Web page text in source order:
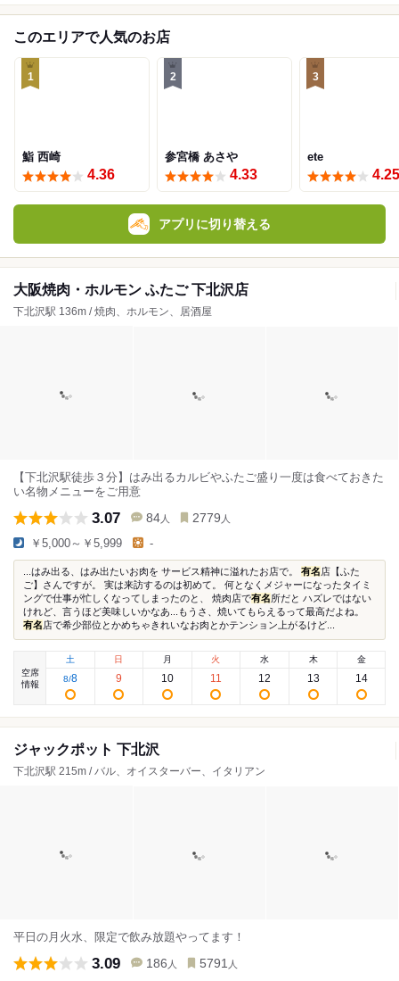
このエリアで人気のお店
1
鮨 西崎
4.36
2
参宮橋 あさや
4.33
3
ete
4.25
アプリに切り替える
大阪焼肉・ホルモン ふたご 下北沢店
下北沢駅 136m / 焼肉、ホルモン、居酒屋
【下北沢駅徒歩３分】はみ出るカルビやふたご盛り一度は食べておきた
い名物メニューをご用意
3.07 84 人 2779 人
￥5,000～￥5,999 -
...はみ出る、はみ出たいお肉を サービス精神に溢れたお店で。 有名店【ふた
ご】さんですが。 実は来訪するのは初めて。 何となくメジャーになったタイミ
ングで仕事が忙しくなってしまったのと、 焼肉店で有名所だと ハズレではない
けれど、言うほど美味しいかなあ...もうさ、焼いてもらえるって最高だよね。
有名店で希少部位とかめちゃきれいなお肉とかテンション上がるけど...
空席
情報
土
8/8
日
9
月
10
火
11
水
12
木
13
金
14
ジャックポット 下北沢
下北沢駅 215m / バル、オイスターバー、イタリアン
平日の月火水、限定で飲み放題やってます！
3.09 186 人 5791 人